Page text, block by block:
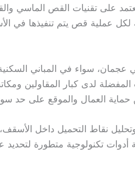
على تقنيات القص الماسي
عملية قص يتم تنفيذها في
سواء في المباني السكنية،
لدى كبار المقاولين
العمال والموقع على حد
نقاط التحميل داخل
تكنولوجية متطورة